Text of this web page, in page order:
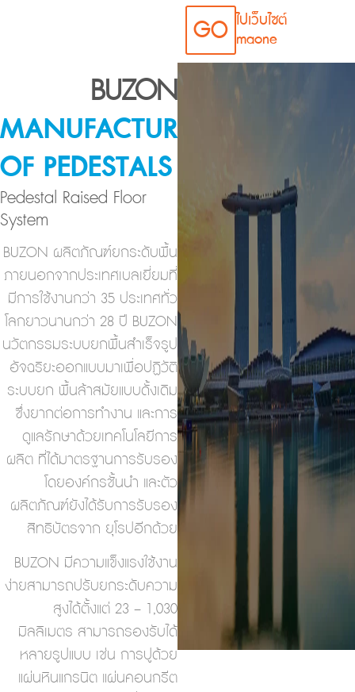
GO ไปเว็บไซต์
maone
BUZON
MANUFACTURER
OF PEDESTALS
Pedestal Raised Floor
System
BUZON ผลิตภัณฑ์ยกระดับพื้น
ภายนอกจากประเทศเบลเยี่ยมที่
มีการใช้งานกว่า 35 ประเทศทั่ว
โลกยาวนานกว่า 28 ปี BUZON
นวัตกรรมระบบยกพื้นสำเร็จรูป
อัจฉริยะออกแบบมาเพื่อปฏิวัติ
ระบบยก พื้นล้าสมัยแบบดั้งเดิม
ซึ่งยากต่อการทำงาน และการ
ดูแลรักษาด้วยเทคโนโลยีการ
ผลิต ที่ได้มาตรฐานการรับรอง
โดยองค์กรชั้นนำ และตัว
ผลิตภัณฑ์ยังได้รับการรับรอง
สิทธิบัตรจาก ยุโรปอีกด้วย
BUZON มีความแข็งแรงใช้งาน
ง่ายสามารถปรับยกระดับความ
สูงได้ตั้งแต่ 23 – 1,030
มิลลิเมตร สามารถรองรับได้
หลายรูปแบบ เช่น การปูด้วย
แผ่นหินแกรนิต แผ่นคอนกรีต